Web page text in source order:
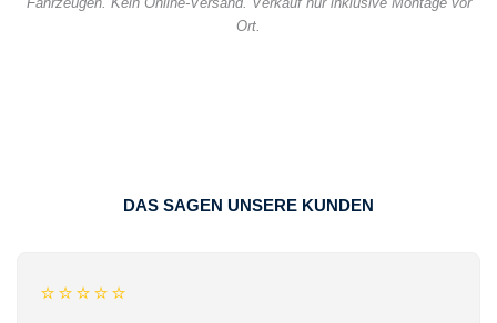
Ort.
DAS SAGEN UNSERE KUNDEN
⭐⭐⭐⭐⭐